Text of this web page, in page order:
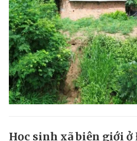
Học sinh xã biên giới